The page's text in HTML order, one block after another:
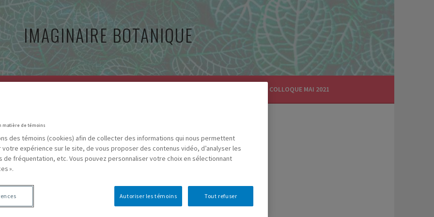
IMAGINAIRE BOTANIQUE
COLLOQUE MAI 2021
Next
matière de témoins
des témoins (cookies) afin de collecter des informations qui nous permettent
votre expérience sur le site, de vous proposer des contenus vidéo, d’analyser les
de fréquentation, etc. Vous pouvez personnaliser votre choix en sélectionnant
».
Tout refuser
Autoriser les témoins